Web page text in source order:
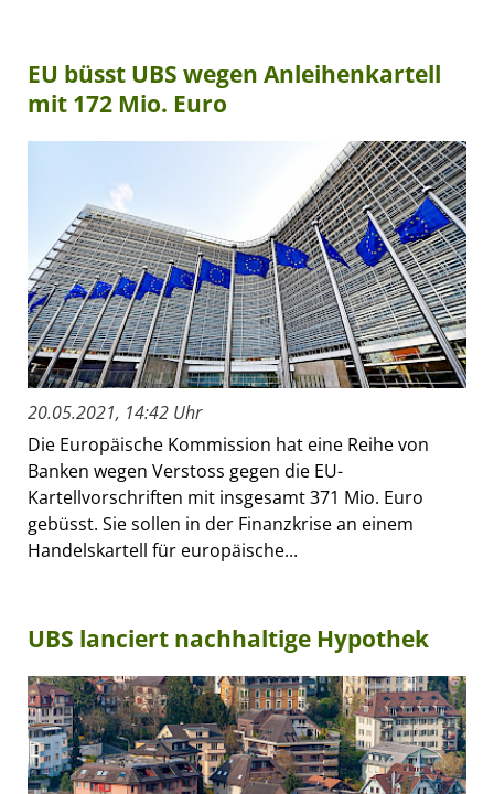
EU büsst UBS wegen Anleihenkartell
mit 172 Mio. Euro
20.05.2021, 14:42 Uhr
Die Europäische Kommission hat eine Reihe von
Banken wegen Verstoss gegen die EU-
Kartellvorschriften mit insgesamt 371 Mio. Euro
gebüsst. Sie sollen in der Finanzkrise an einem
Handelskartell für europäische...
UBS lanciert nachhaltige Hypothek